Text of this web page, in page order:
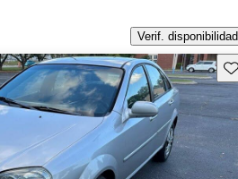
Verif. disponibilidad